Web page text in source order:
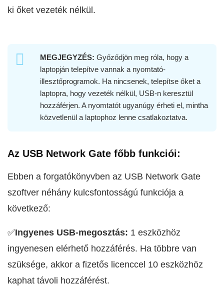
ki őket vezeték nélkül.
MEGJEGYZÉS: Győződjön meg róla, hogy a
laptopján telepítve vannak a nyomtató-
illesztőprogramok. Ha nincsenek, telepítse őket a
laptopra, hogy vezeték nélkül, USB-n keresztül
hozzáférjen. A nyomtatót ugyanúgy érheti el, mintha
közvetlenül a laptophoz lenne csatlakoztatva.
Az USB Network Gate főbb funkciói:
Ebben a forgatókönyvben az USB Network Gate
szoftver néhány kulcsfontosságú funkciója a
következő:
✅Ingyenes USB-megosztás: 1 eszközhöz
ingyenesen elérhető hozzáférés. Ha többre van
szüksége, akkor a fizetős licenccel 10 eszközhöz
kaphat távoli hozzáférést.